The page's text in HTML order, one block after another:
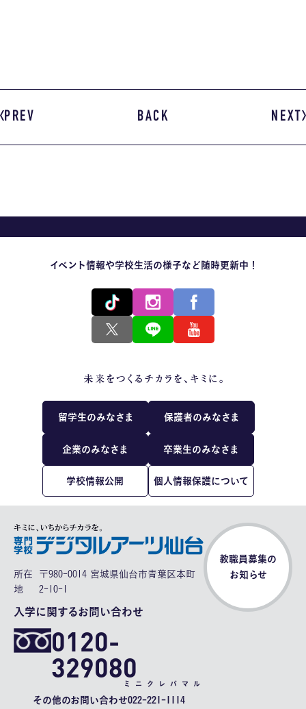
PREV BACK NEXT
イベント情報や学校生活の様子など随時更新中！
留学生のみなさま 保護者のみなさま
企業のみなさま 卒業生のみなさま
学校情報公開 個人情報保護について
所在
地
〒980-0014 宮城県仙台市青葉区本町
2-10-1
入学に関するお問い合わせ
0120-
329080
ミニクレバマル
その他のお問い合わせ022-221-1114
教職員募集の
お知らせ